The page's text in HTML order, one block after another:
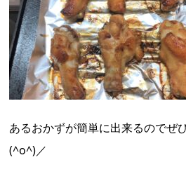
あるおかずが簡単に出来るのでぜ
(^o^)／